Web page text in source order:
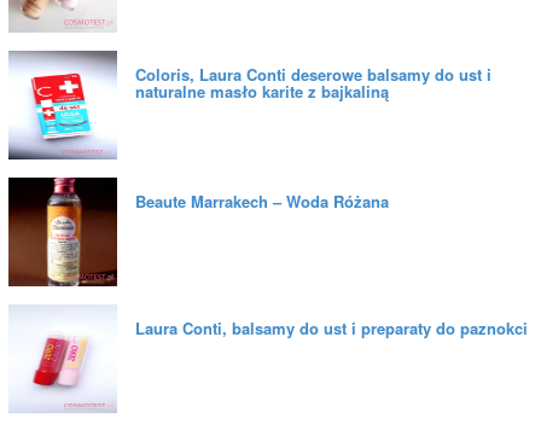
Coloris, Laura Conti deserowe balsamy do ust i
naturalne masło karite z bajkaliną
Beaute Marrakech – Woda Różana
Laura Conti, balsamy do ust i preparaty do paznokci